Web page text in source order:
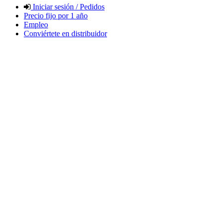
Iniciar sesión / Pedidos
Precio fijo por 1 año
Empleo
Conviértete en distribuidor